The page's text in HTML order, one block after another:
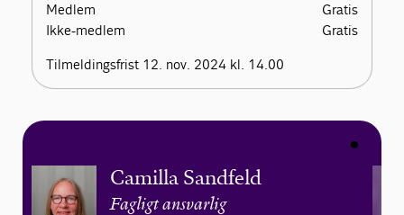
Medlem
Gratis
Ikke-medlem
Gratis
Tilmeldingsfrist 12. nov. 2024 kl. 14.00
Camilla Sandfeld
Fagligt ansvarlig